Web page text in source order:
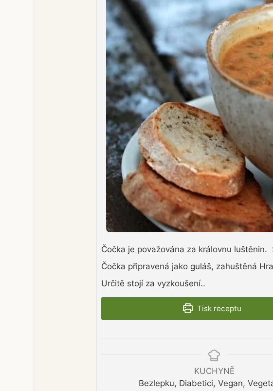
Čočka je považována za královnu
Čočka připravená jako guláš, zahuštěná
Určitě stojí za vyzkoušení..
Tisk receptu
KUCHYNĚ
Bezlepku, Diabetici, Vegan,